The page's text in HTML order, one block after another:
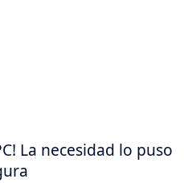
La necesidad lo puso